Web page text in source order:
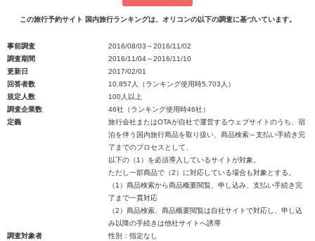
この旅行予約サイト 国内旅行ランキングは、オリコンの以下の調査に基づいています。
事前調査
2016/08/03～2016/11/02
調査期間
2016/11/04～2016/11/10
更新日
2017/02/01
回答者数
10,857人（ランキング使用時5,703人）
規定人数
100人以上
調査企業数
46社（ランキング使用時46社）
定義
旅行会社またはOTAが自社で運営するウェブサイトのうち、宿
泊を伴う国内旅行商品を取り扱い、商品検索～支払い手続き完
了までのプロセスとして、
以下の（1）を必須導入しているサイトが対象。
ただし一部商品で（2）に対応している場合も対象とする。
（1）商品検索から商品概要閲覧、申し込み、支払い手続き完
了まで一貫対応
（2）商品検索、商品概要閲覧は自社サイトで対応し、申し込
み以降の手続きは他社サイトへ誘導
調査対象者
性別：指定なし